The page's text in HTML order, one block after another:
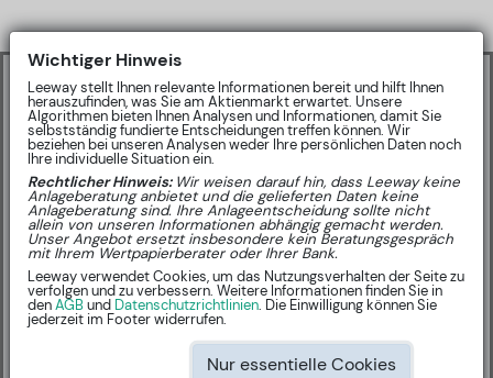
Partner Inhalt
Sharewise Community-Ratings
KURSZIEL: NA EUR na %
BUY: 0 SELL: 0
Wichtiger Hinweis
Leeway stellt Ihnen relevante Informationen bereit und hilft Ihnen
herauszufinden, was Sie am Aktienmarkt erwartet. Unsere
Algorithmen bieten Ihnen Analysen und Informationen, damit Sie
selbstständig fundierte Entscheidungen treffen können. Wir
beziehen bei unseren Analysen weder Ihre persönlichen Daten noch
Ihre individuelle Situation ein.
Rechtlicher Hinweis: Wir weisen darauf hin, dass Leeway keine
Anlageberatung anbietet und die gelieferten Daten keine
Anlageberatung sind. Ihre Anlageentscheidung sollte nicht
allein von unseren Informationen abhängig gemacht werden.
Unser Angebot ersetzt insbesondere kein Beratungsgespräch
mit Ihrem Wertpapierberater oder Ihrer Bank.
Leeway verwendet Cookies, um das Nutzungsverhalten der Seite zu
verfolgen und zu verbessern. Weitere Informationen finden Sie in
denAGBund Datenschutzrichtlinien. Die Einwilligung können Sie
jederzeit im Footer widerrufen.
Nur essentielle Cookies